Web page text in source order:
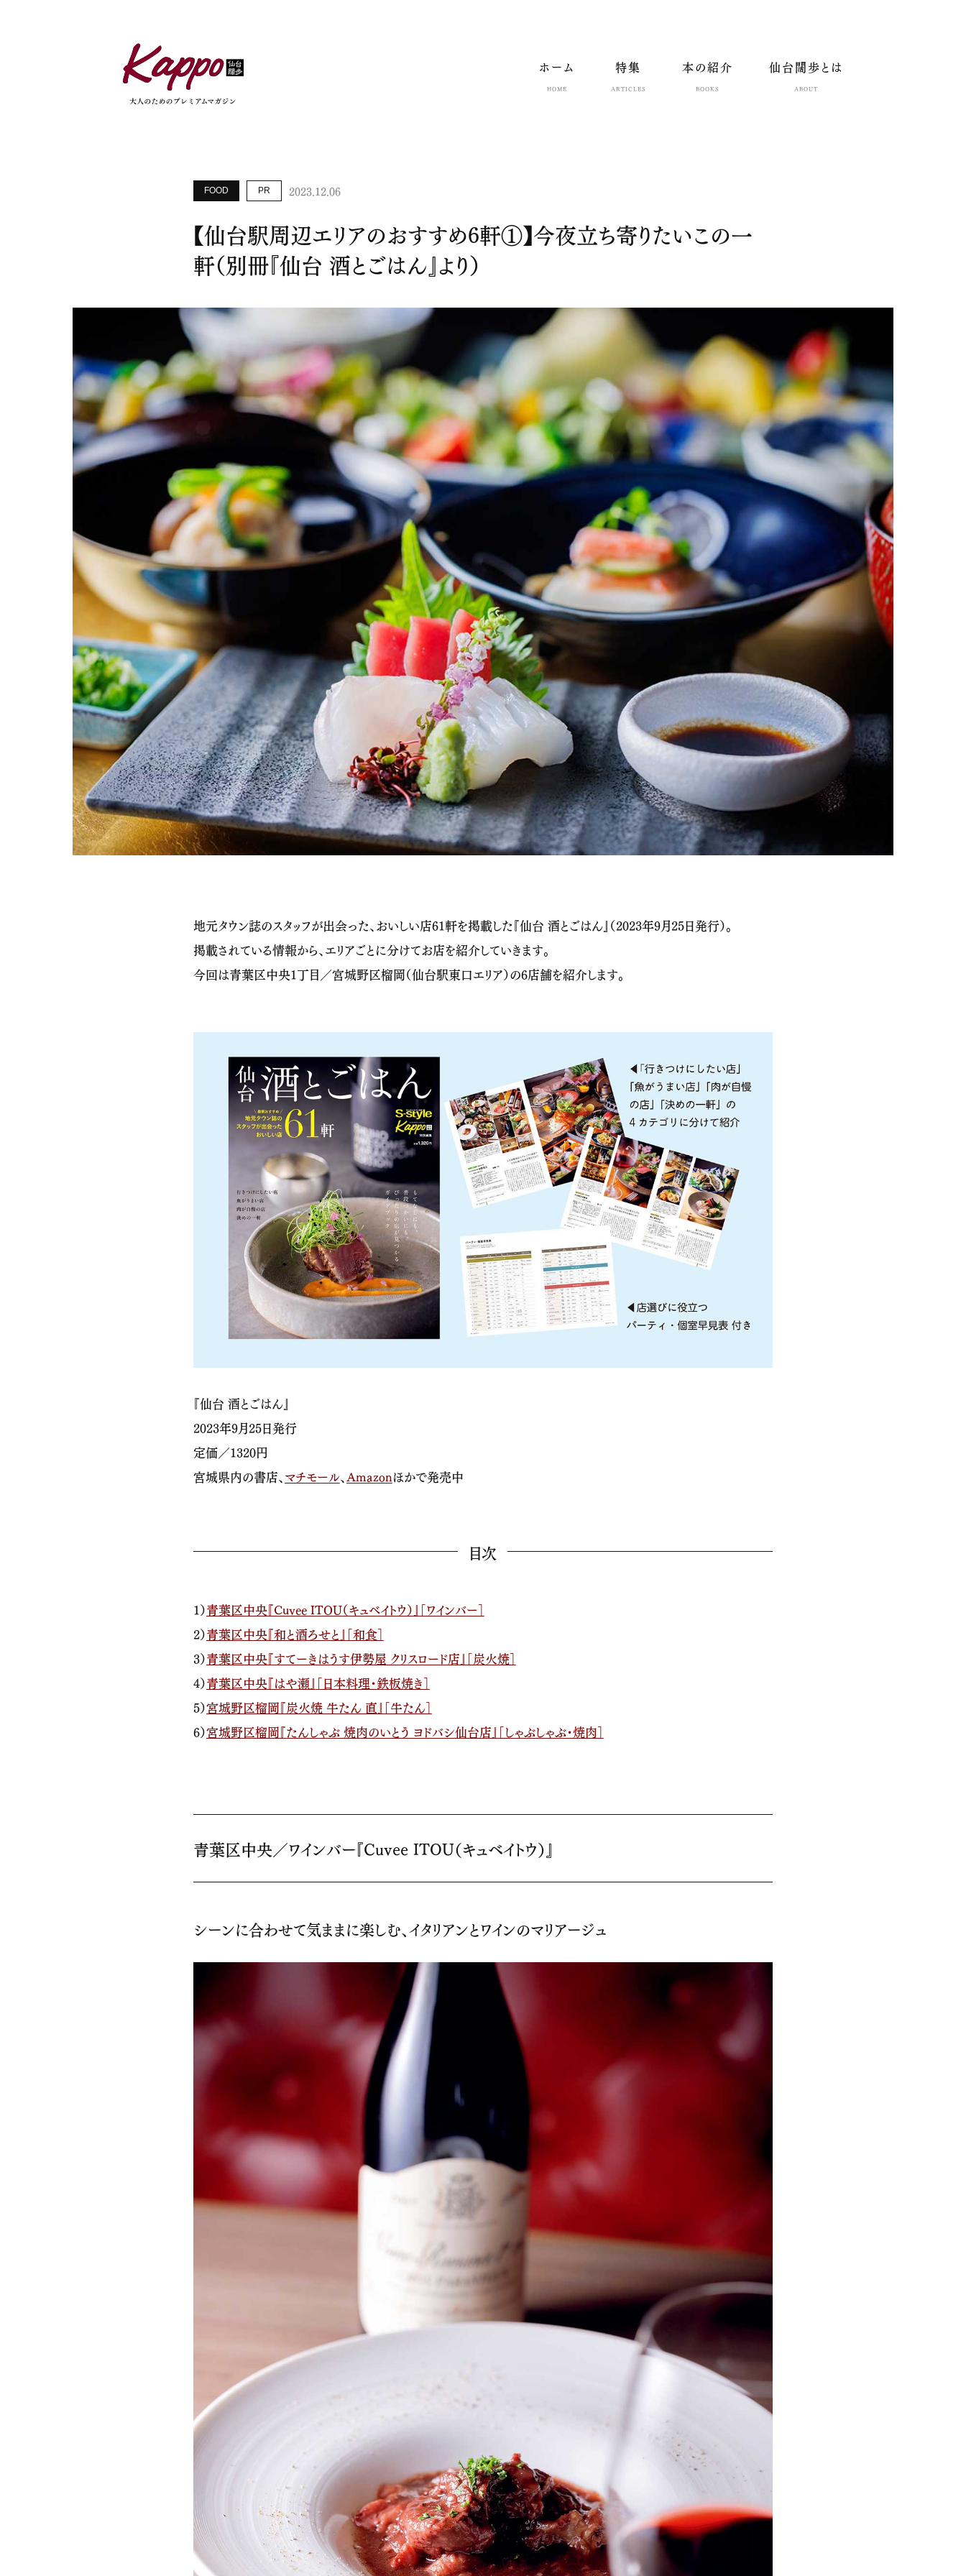
ホーム
HOME
特集
ARTICLES
本の紹介
BOOKS
仙台闊歩とは
ABOUT
FOOD PR 2023.12.06
【仙台駅周辺エリアのおすすめ6軒①】今夜立ち寄りたいこの一
軒（別冊『仙台 酒とごはん』より）
地元タウン誌のスタッフが出会った、おいしい店61軒を掲載した『仙台 酒とごはん』（2023年9月25日発行）。
掲載されている情報から、エリアごとに分けてお店を紹介していきます。
今回は青葉区中央1丁目／宮城野区榴岡（仙台駅東口エリア）の6店舗を紹介します。
『仙台 酒とごはん』
2023年9月25日発行
定価／1320円
宮城県内の書店、マチモール、Amazonほかで発売中
目次
1）青葉区中央『Cuvee ITOU（キュベイトウ）』 ［ワインバー］
2）青葉区中央『和と酒ろせと』 ［和食］
3）青葉区中央『すてーきはうす伊勢屋 クリスロード店』 ［炭火焼］
4）青葉区中央『はや瀬』 ［日本料理・鉄板焼き］
5）宮城野区榴岡『炭火焼 牛たん 直』 ［牛たん］
6）宮城野区榴岡『たんしゃぶ 焼肉のいとう ヨドバシ仙台店』 ［しゃぶしゃぶ・焼肉］
青葉区中央／ワインバー『Cuvee ITOU（キュベイトウ）』
シーンに合わせて気ままに楽しむ、イタリアンとワインのマリアージュ